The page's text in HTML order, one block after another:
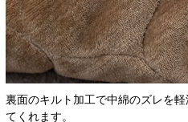
裏面のキルト加工で中綿のズレを
てくれます。